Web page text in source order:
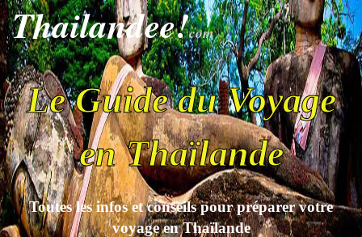
Thailandee!com
Le Guide du Voyage
en Thaïlande
Toutes les infos et conseils pour préparer votre
voyage en Thaïlande